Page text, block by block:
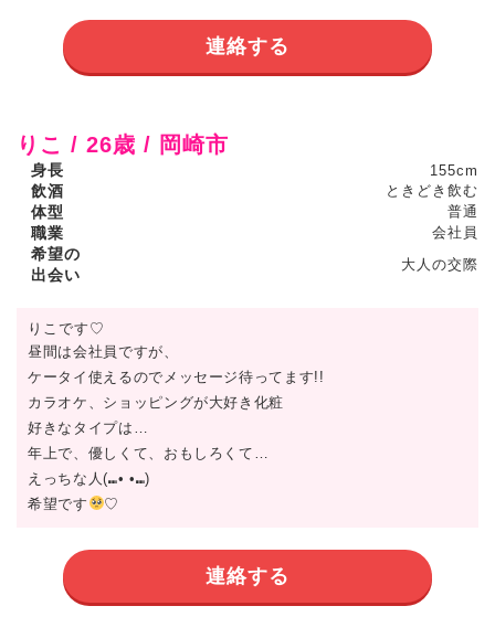
連絡する
りこ / 26歳 / 岡崎市
身長 155cm
飲酒 ときどき飲む
体型 普通
職業 会社員
希望の
出会い
大人の交際
りこです♡
昼間は会社員ですが、
ケータイ使えるのでメッセージ待ってます!!
カラオケ、ショッピングが大好き化粧
好きなタイプは…
年上で、優しくて、おもしろくて…
えっちな人(⑉• •⑉)
希望です
♡
連絡する